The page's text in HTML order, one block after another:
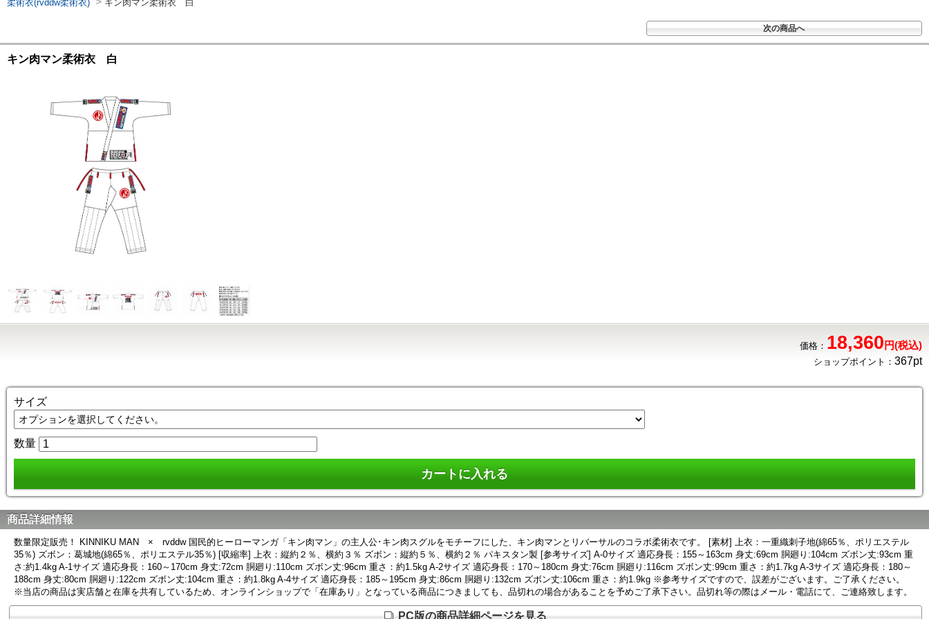
柔術衣(rvddw柔術衣) キン肉マン柔術衣 白
次の商品へ
キン肉マン柔術衣 白
価格： 18,360 円(税込)
ショップポイント： 367pt
サイズ
数量
商品詳細情報
数量限定販売！ KINNIKU MAN × rvddw 国民的ヒーローマンガ「キン肉マン」の主人公･キン肉スグルをモチーフにした、キン肉マンとリバーサルのコラボ柔術衣です。 [素材] 上衣：一重織刺子地(綿65％、ポリエステル
35％) ズボン：葛城地(綿65％、ポリエステル35％) [収縮率] 上衣：縦約２％、横約３％ ズボン：縦約５％、横約２％ パキスタン製 [参考サイズ] A-0サイズ 適応身長：155～163cm 身丈:69cm 胴廻り:104cm ズボン丈:93cm 重
さ:約1.4kg A-1サイズ 適応身長：160～170cm 身丈:72cm 胴廻り:110cm ズボン丈:96cm 重さ：約1.5kg A-2サイズ 適応身長：170～180cm 身丈:76cm 胴廻り:116cm ズボン丈:99cm 重さ：約1.7kg A-3サイズ 適応身長：180～
188cm 身丈:80cm 胴廻り:122cm ズボン丈:104cm 重さ：約1.8kg A-4サイズ 適応身長：185～195cm 身丈:86cm 胴廻り:132cm ズボン丈:106cm 重さ：約1.9kg ※参考サイズですので、誤差がございます。ご了承ください。
※当店の商品は実店舗と在庫を共有しているため、オンラインショップで「在庫あり」となっている商品につきましても、品切れの場合があることを予めご了承下さい。品切れ等の際はメール・電話にて、ご連絡致します。
PC版の商品詳細ページを見る